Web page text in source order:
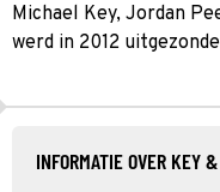
Michael Key, Jordan
werd in 2012
INFORMATIE OVER KEY